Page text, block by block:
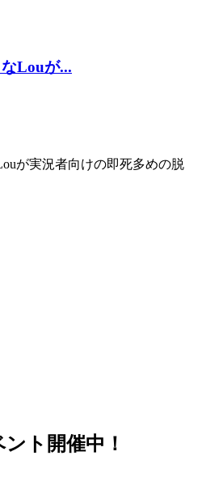
Louが...
が実況者向けの即死多めの脱
ト開催中！